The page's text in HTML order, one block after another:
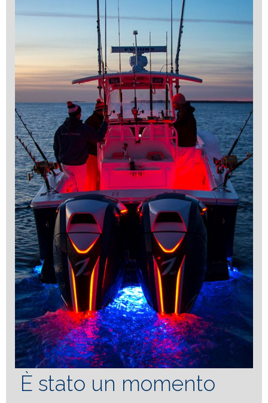
È stato un momento